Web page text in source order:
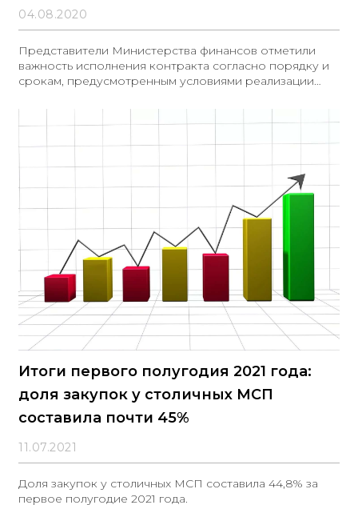
04.08.2020
Представители Министерства финансов отметили
важность исполнения контракта согласно порядку и
срокам, предусмотренным условиями реализации
Итоги первого полугодия 2021 года:
доля закупок у столичных МСП
составила почти 45%
11.07.2021
Доля закупок у столичных МСП составила 44,8% за
первое полугодие 2021 года.